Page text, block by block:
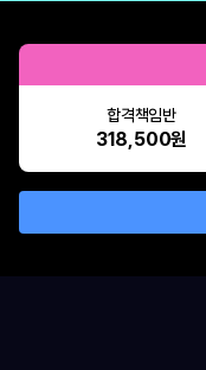
합격책임반
318,500원